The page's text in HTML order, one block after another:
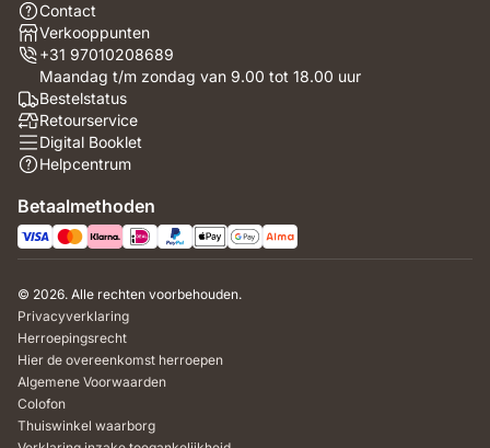
Contact
Verkooppunten
+31 97010208689
Maandag t/m zondag van 9.00 tot 18.00 uur
Bestelstatus
Retourservice
Digital Booklet
Helpcentrum
Betaalmethoden
© 2026. Alle rechten voorbehouden.
Privacyverklaring
Herroepingsrecht
Hier de overeenkomst herroepen
Algemene Voorwaarden
Colofon
Thuiswinkel waarborg